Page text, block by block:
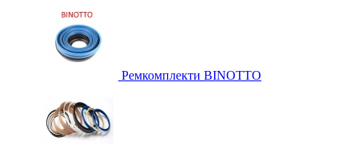
Ремкомплекти BINOTTO